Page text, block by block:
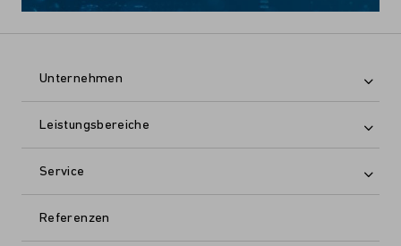
Unternehmen
Leistungsbereiche
Service
Referenzen